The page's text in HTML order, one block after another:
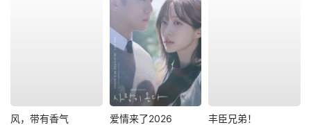
风，带有香气 爱情来了2026 丰臣兄弟！